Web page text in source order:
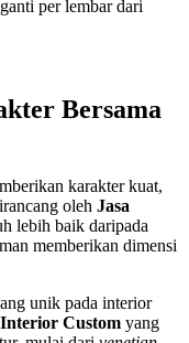
per lembar dari
Bersama
karakter kuat,
oleh Jasa
lebih baik daripada
memberikan dimensi
unik pada interior
Custom yang